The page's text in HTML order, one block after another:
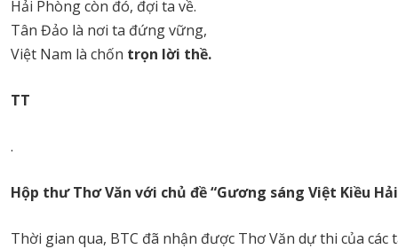
Hải Phòng còn đó, đợi ta về.
Tân Đảo là nơi ta đứng vững,
Việt Nam là chốn trọn lời thề.
TT
.
Hộp thư Thơ Văn với chủ đề“Gương sáng Việt Kiều
Thời gian qua, BTC đã nhận được Thơ Văn dự thi của các